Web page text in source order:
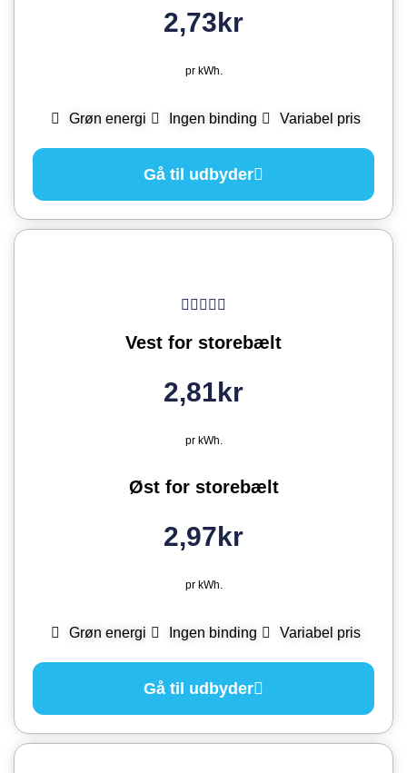
2,73kr
pr kWh.
Grøn energi Ingen binding Variabel pris
Gå til udbyder
Vest for storebælt
2,81kr
pr kWh.
Øst for storebælt
2,97kr
pr kWh.
Grøn energi Ingen binding Variabel pris
Gå til udbyder